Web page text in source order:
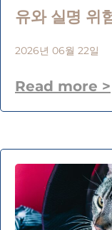
유와 실명 위
2026년 06월 22일
Read more >